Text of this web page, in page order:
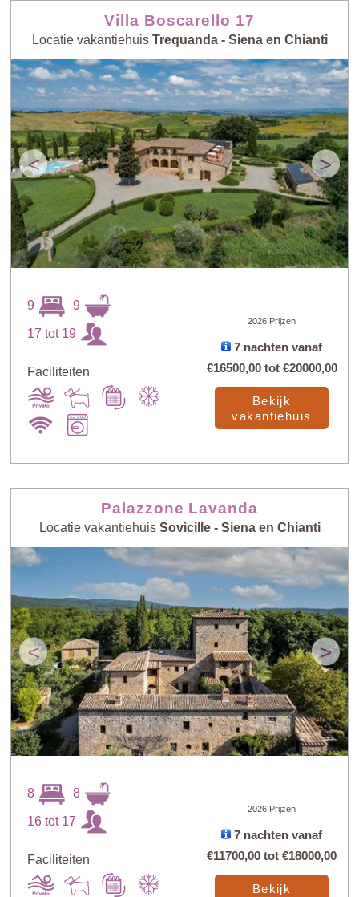
Willekeurig
Villa Boscarello 17
Locatie vakantiehuis Trequanda - Siena en Chianti
< >
9 9
17 tot 19
Faciliteiten
2026 Prijzen
7 nachten vanaf
€16500,00tot €20000,00
Bekijk
vakantiehuis
Palazzone Lavanda
Locatie vakantiehuis Sovicille - Siena en Chianti
< >
8 8
16 tot 17
Faciliteiten
2026 Prijzen
7 nachten vanaf
€11700,00 tot€18000,00
Bekijk